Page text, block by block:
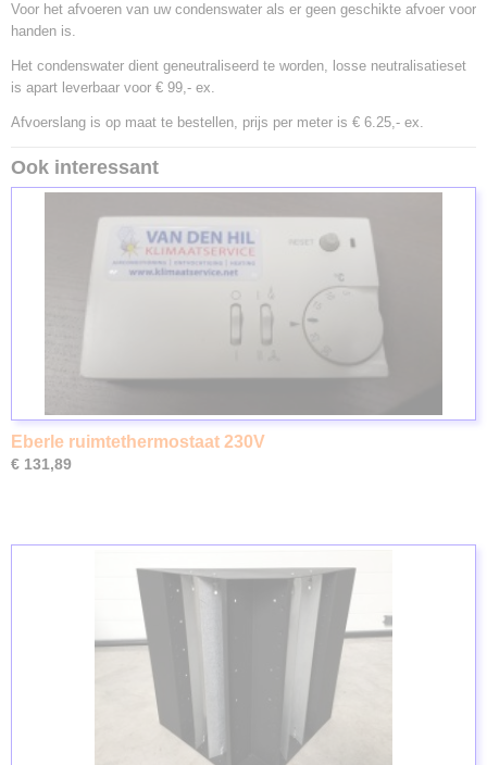
Voor het afvoeren van uw condenswater als er geen geschikte afvoer voor
handen is.
Het condenswater dient geneutraliseerd te worden, losse neutralisatieset
is apart leverbaar voor € 99,- ex.
Afvoerslang is op maat te bestellen, prijs per meter is € 6.25,- ex.
Ook interessant
Eberle ruimtethermostaat 230V
€ 131,89